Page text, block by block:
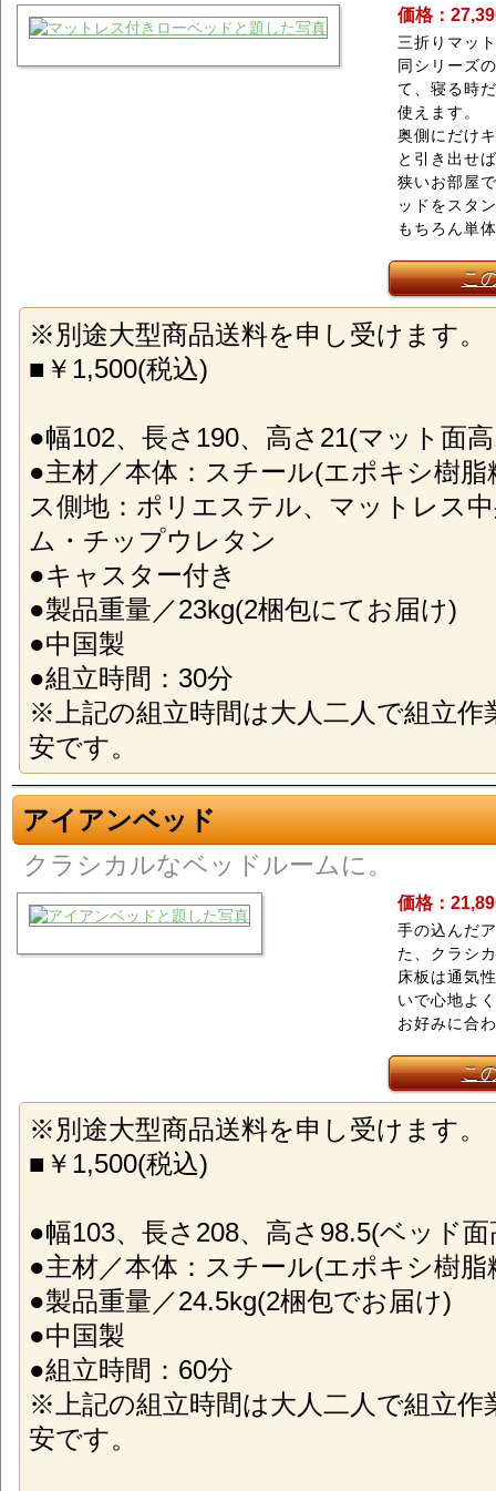
価格：
三折りマッ
同シリーズ
て、寝る時
使えます。
奥側にだけ
と引き出せ
狭いお部屋
ッドをスタ
もちろん単
こ
※別途大型商品送料を申し受けます。
■￥1,500(税込)
●幅102、長さ190、高さ21(マット面
●主材／本体：スチール(エポキシ樹
ス側地：ポリエステル、マットレス
ム・チップウレタン
●キャスター付き
●製品重量／23kg(2梱包にてお届け)
●中国製
●組立時間：30分
※上記の組立時間は大人二人で組立作
安です。
アイアンベッド
クラシカルなベッドルームに。
価格：
手の込んだ
た、クラシ
床板は通気
いで心地よ
お好みに合
こ
※別途大型商品送料を申し受けます。
■￥1,500(税込)
●幅103、長さ208、高さ98.5(ベッド
●主材／本体：スチール(エポキシ樹脂
●製品重量／24.5kg(2梱包でお届け)
●中国製
●組立時間：60分
※上記の組立時間は大人二人で組立作
安です。